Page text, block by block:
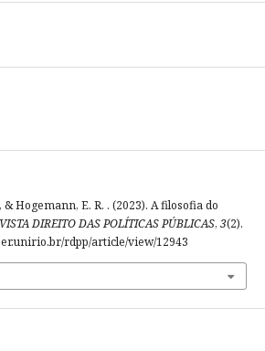
& Hogemann, E. R. . (2023). A filosofia do
DIREITO DAS POLÍTICAS PÚBLICAS, 3(2).
rdpp/article/view/12943